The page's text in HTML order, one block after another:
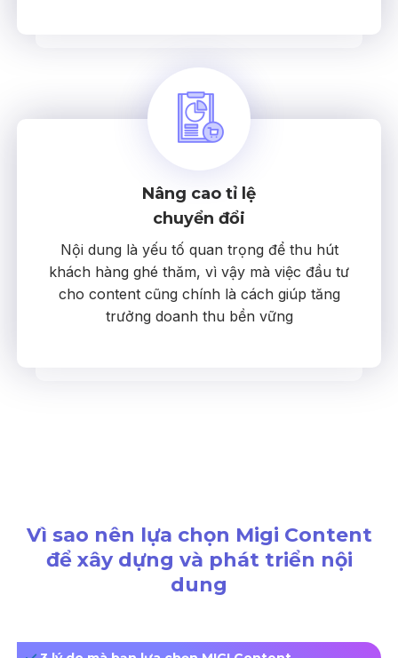
Nâng cao tỉ lệ
chuyển đổi
Nội dung là yếu tố quan trọng để thu hút
khách hàng ghé thăm, vì vậy mà việc đầu tư
cho content cũng chính là cách giúp tăng
trưởng doanh thu bền vững
Vì sao nên lựa chọn Migi Content
để xây dựng và phát triển nội
dung